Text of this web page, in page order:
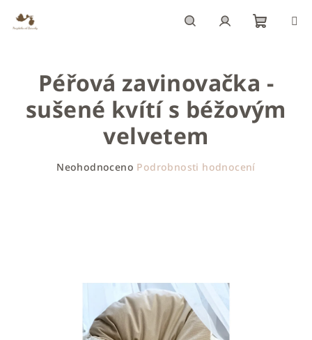
obsah
košík
Péřová zavinovačka -
sušené kvítí s béžovým
velvetem
Neohodnoceno Podrobnosti hodnocení